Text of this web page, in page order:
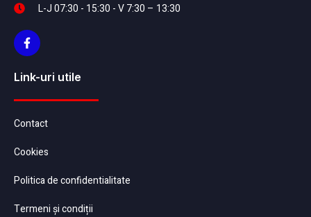
L-J 07:30 - 15:30 - V 7:30 – 13:30
Link-uri utile
Contact
Cookies
Politica de confidentialitate
Termeni și condiții